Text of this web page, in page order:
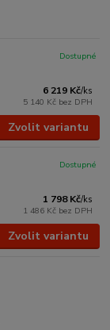
6 219 Kč/ks
5 140 Kč bez DPH
Dostupné
Zvolit variantu
1 798 Kč/ks
1 486 Kč bez DPH
Dostupné
Zvolit variantu